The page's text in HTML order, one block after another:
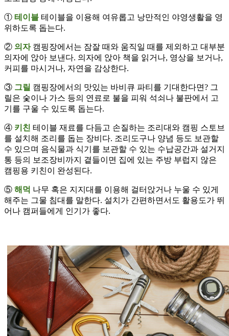
① 테이블 테이블을 이용해 여유롭고 낭만적인 야영생활을 영
위하도록 돕는다.
② 의자캠핑장에서는 잠잘 때와 움직일 때를 제외하고 대부분
의자에 앉아 보낸다. 의자에 앉아 책을 읽거나, 영상을 보거나,
커피를 마시거나, 자연을 감상한다.
③ 그릴 캠핑장에서의 맛있는 바비큐 파티를 기대한다면? 그
릴은 숯이나 가스 등의 연료로 불을 피워 석쇠나 불판에서 고
기를 구울 수 있도록 돕는다.
④ 키친 테이블 재료를 다듬고 손질하는 조리대와 캠핑 스토브
를 설치해 조리를 돕는 장비다. 조리도구나 양념 등도 보관할
수 있으며 음식물과 식기를 보관할 수 있는 수납공간과 설거지
통 등의 보조장비까지 곁들이면 집에 있는 주방 부럽지 않은
캠핑용 키친이 완성된다.
⑤ 해먹 나무 혹은 지지대를 이용해 걸터앉거나 누울 수 있게
해주는 그물 침대를 말한다. 설치가 간편하면서도 활용도가 뛰
어나 캠퍼들에게 인기가 좋다.